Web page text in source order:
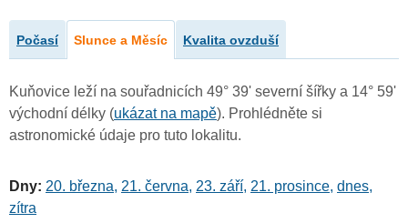
Počasí Slunce a Měsíc Kvalita ovzduší
Kuňovice leží na souřadnicích 49° 39' severní šířky a 14° 59'
východní délky (ukázat na mapě). Prohlédněte si
astronomické údaje pro tuto lokalitu.
Dny: 20. března, 21. června, 23. září, 21. prosince, dnes,
zítra